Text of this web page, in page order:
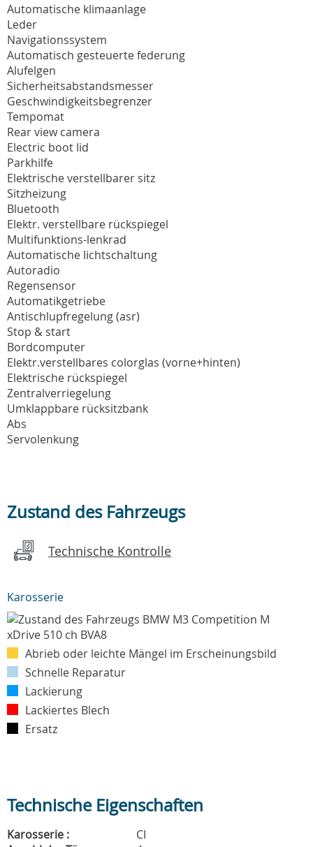
Automatische klimaanlage
Leder
Navigationssystem
Automatisch gesteuerte federung
Alufelgen
Sicherheitsabstandsmesser
Geschwindigkeitsbegrenzer
Tempomat
Rear view camera
Electric boot lid
Parkhilfe
Elektrische verstellbarer sitz
Sitzheizung
Bluetooth
Elektr. verstellbare rückspiegel
Multifunktions-lenkrad
Automatische lichtschaltung
Autoradio
Regensensor
Automatikgetriebe
Antischlupfregelung (asr)
Stop & start
Bordcomputer
Elektr.verstellbares colorglas (vorne+hinten)
Elektrische rückspiegel
Zentralverriegelung
Umklappbare rücksitzbank
Abs
Servolenkung
Zustand des Fahrzeugs
Technische Kontrolle
Karosserie
Abrieb oder leichte Mängel im Erscheinungsbild
Schnelle Reparatur
Lackierung
Lackiertes Blech
Ersatz
Technische Eigenschaften
Karosserie :
CI